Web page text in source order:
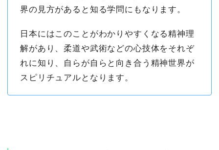
界の見方があると知る学問にもなります。
日本にはこのことがわかりやすくなる精神理
解があり、柔道や武術などの心技体をそれぞ
れに知り、自らが自らと向き合う精神世界が
スピリチュアルとなります。